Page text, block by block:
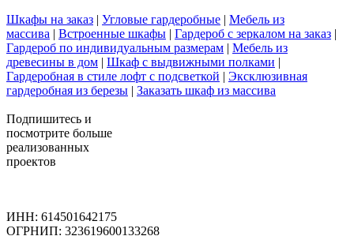
Шкафы на заказ | Угловые гардеробные | Мебель из
массива | Встроенные шкафы | Гардероб с зеркалом на заказ |
Гардероб по индивидуальным размерам | Мебель из
древесины в дом | Шкаф с выдвижными полками |
Гардеробная в стиле лофт с подсветкой | Эксклюзивная
гардеробная из березы | Заказать шкаф из массива
Подпишитесь и
посмотрите больше
реализованных
проектов
ИНН: 614501642175
ОГРНИП: 323619600133268